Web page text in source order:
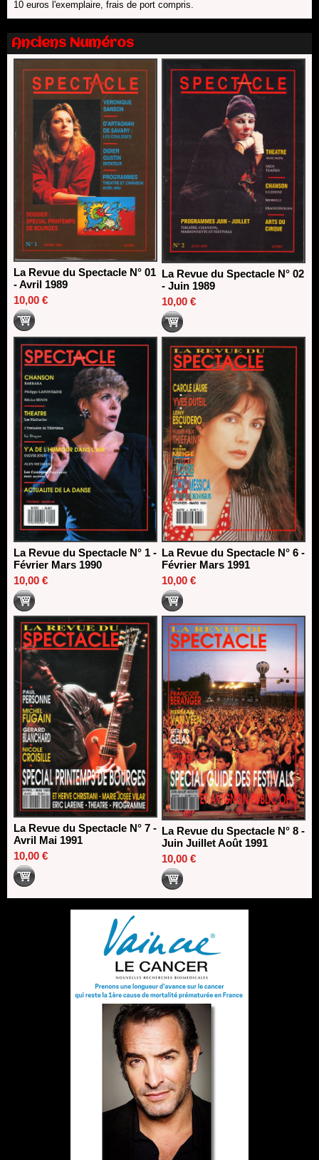
13/06/2026
18/03/2026
10 euros l'exemplaire, frais de port compris.
Anciens Numéros
La Revue du Spectacle N° 01
- Avril 1989
10,00 €
La Revue du Spectacle N° 02
- Juin 1989
10,00 €
La Revue du Spectacle N° 1 -
Février Mars 1990
10,00 €
La Revue du Spectacle N° 6 -
Février Mars 1991
10,00 €
La Revue du Spectacle N° 7 -
Avril Mai 1991
10,00 €
La Revue du Spectacle N° 8 -
Juin Juillet Août 1991
10,00 €